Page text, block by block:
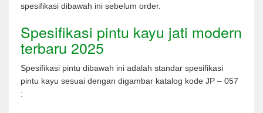
spesifikasi dibawah ini sebelum order.
Spesifikasi pintu kayu jati modern
terbaru 2025
Spesifikasi pintu dibawah ini adalah standar spesifikasi
pintu kayu sesuai dengan digambar katalog kode JP – 057
: